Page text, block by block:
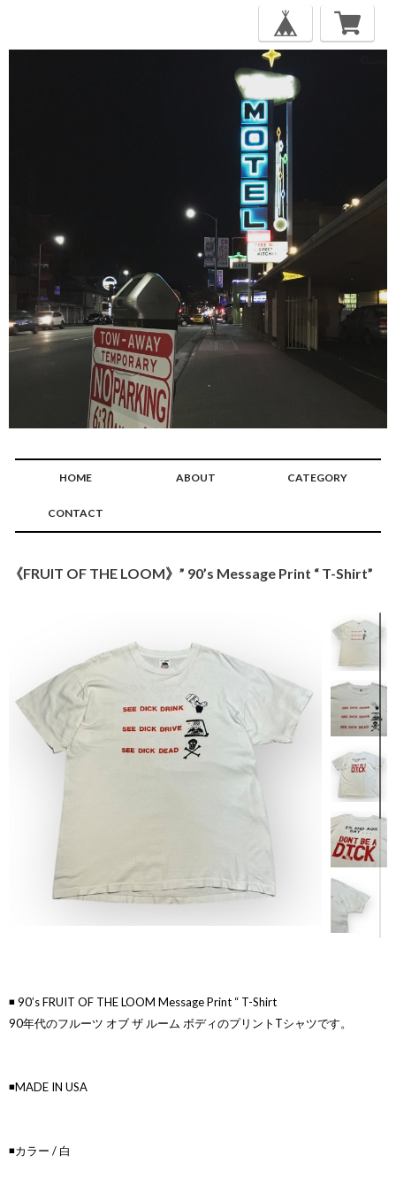
HOME ABOUT CATEGORY
CONTACT
《FRUIT OF THE LOOM》” 90’s Message Print “ T-Shirt”
◾️ 90’s FRUIT OF THE LOOM Message Print “ T-Shirt
90年代のフルーツ オブ ザ ルーム ボディのプリントTシャツです。
◾️MADE IN USA
◾️カラー / 白